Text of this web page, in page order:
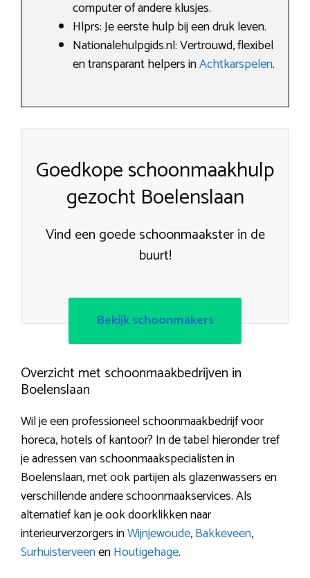
computer of andere klusjes.
Hlprs: Je eerste hulp bij een druk leven.
Nationalehulpgids.nl: Vertrouwd, flexibel
en transparant helpers inAchtkarspelen.
Goedkope schoonmaakhulp
gezocht Boelenslaan
Vind een goede schoonmaakster in de
buurt!
Bekijk schoonmakers
Overzicht met schoonmaakbedrijven in
Boelenslaan
Wil je een professioneel schoonmaakbedrijf voor
horeca, hotels of kantoor? In de tabel hieronder tref
je adressen van schoonmaakspecialisten in
Boelenslaan, met ook partijen als glazenwassers en
verschillende andere schoonmaakservices. Als
alternatief kan je ook doorklikken naar
interieurverzorgers inWijnjewoude,Bakkeveen,
SurhuisterveenenHoutigehage.